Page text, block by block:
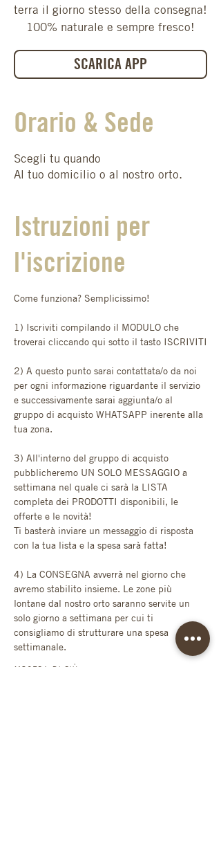
terra il giorno stesso della consegna!
100% naturale e sempre fresco!
SCARICA APP
Orario & Sede
Scegli tu quando
Al tuo domicilio o al nostro orto.
Istruzioni per
l'iscrizione
Come funziona? Semplicissimo!
1) Iscriviti compilando il MODULO che
troverai cliccando qui sotto il tasto ISCRIVITI
2) A questo punto sarai contattata/o da noi
per ogni informazione riguardante il servizio
e successivamente sarai aggiunta/o al
gruppo di acquisto WHATSAPP inerente alla
tua zona.
3) All'interno del gruppo di acquisto
pubblicheremo UN SOLO MESSAGGIO a
settimana nel quale ci sarà la LISTA
completa dei PRODOTTI disponibili, le
offerte e le novità!
Ti basterà inviare un messaggio di risposta
con la tua lista e la spesa sarà fatta!
4) La CONSEGNA avverrà nel giorno che
avremo stabilito insieme. Le zone più
lontane dal nostro orto saranno servite un
solo giorno a settimana per cui ti
consigliamo di strutturare una spesa
settimanale.
Mostra di più